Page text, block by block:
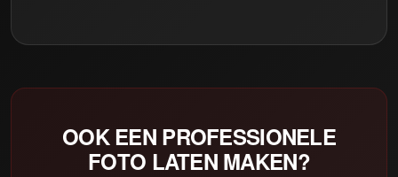
OOK EEN PROFESSIONELE
FOTO LATEN MAKEN?